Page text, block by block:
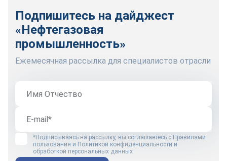
Подпишитесь на дайджест
«Нефтегазовая
промышленность»
Ежемесячная рассылка для специалистов отрасли
*Подписываясь на рассылку, вы соглашаетесь с Правилами
пользования и Политикой конфиденциальности и
обработкой персональных данных